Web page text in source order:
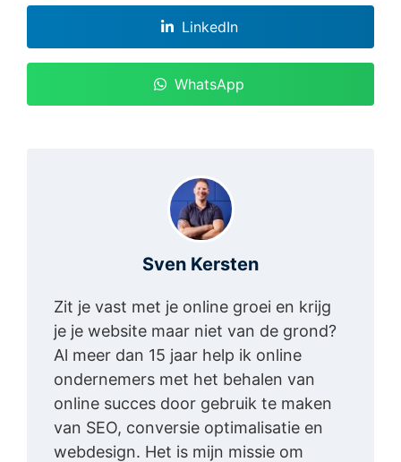
LinkedIn
WhatsApp
Sven Kersten
Zit je vast met je online groei en krijg
je je website maar niet van de grond?
Al meer dan 15 jaar help ik online
ondernemers met het behalen van
online succes door gebruik te maken
van SEO, conversie optimalisatie en
webdesign. Het is mijn missie om